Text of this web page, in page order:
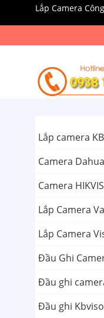
Lắp Camera
Lắp camera
Camera
Camera
Lắp Camera
Lắp Camera
Đầu Ghi
Đầu ghi
Đầu ghi